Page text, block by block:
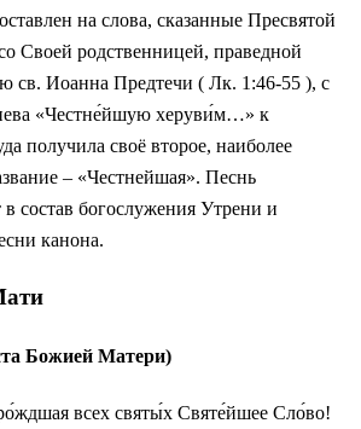
на слова, сказанные Пресвятой
Своей родственницей, праведной
св. Иоанна Предтечи ( Лк. 1:46-55 ), с
«Честне́йшую херуви́м…» к
получила своё второе, наиболее
– «Честнейшая». Песнь
состав богослужения Утрени и
канона.
Божией Матери)
всех святы́х Святе́йшее Сло́во!